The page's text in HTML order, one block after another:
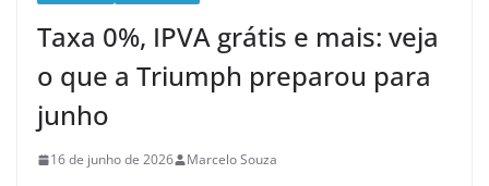
Taxa 0%, IPVA grátis e mais: veja
o que a Triumph preparou para
junho
16 de junho de 2026 Marcelo Souza